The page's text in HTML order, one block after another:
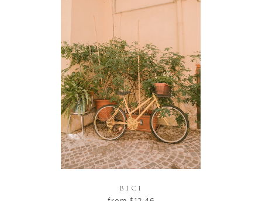
BICI